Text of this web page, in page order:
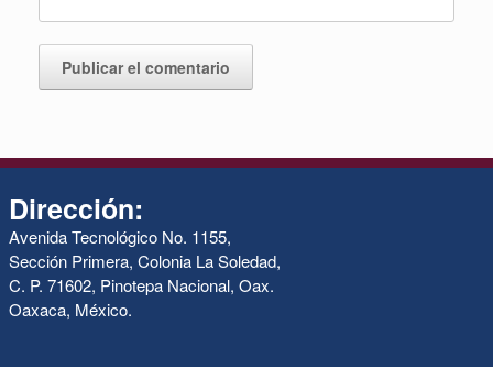
Dirección:
Avenida Tecnológico No. 1155,
Sección Primera, Colonia La Soledad,
C. P. 71602, Pinotepa Nacional, Oax.
Oaxaca, México.